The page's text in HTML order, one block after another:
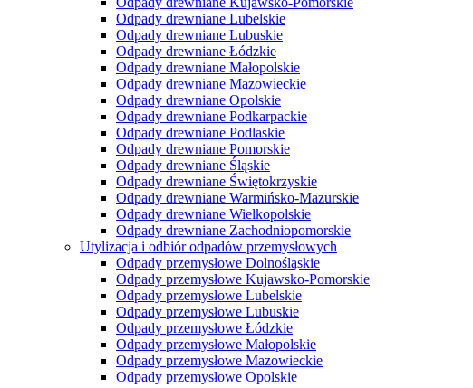
Odpady drewniane Lubelskie
Odpady drewniane Lubuskie
Odpady drewniane Łódzkie
Odpady drewniane Małopolskie
Odpady drewniane Mazowieckie
Odpady drewniane Opolskie
Odpady drewniane Podkarpackie
Odpady drewniane Podlaskie
Odpady drewniane Pomorskie
Odpady drewniane Śląskie
Odpady drewniane Świętokrzyskie
Odpady drewniane Warmińsko-Mazurskie
Odpady drewniane Wielkopolskie
Odpady drewniane Zachodniopomorskie
Utylizacja i odbiór odpadów przemysłowych
Odpady przemysłowe Dolnośląskie
Odpady przemysłowe Kujawsko-Pomorskie
Odpady przemysłowe Lubelskie
Odpady przemysłowe Lubuskie
Odpady przemysłowe Łódzkie
Odpady przemysłowe Małopolskie
Odpady przemysłowe Mazowieckie
Odpady przemysłowe Opolskie